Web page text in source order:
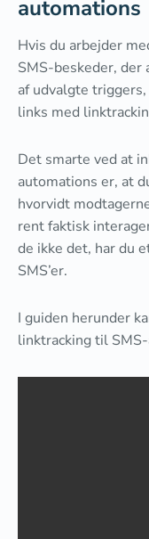
automations
Hvis du arbejder
SMS-beskeder, der
af udvalgte
links med
Det smarte ved at
automations er, at
hvorvidt
rent faktisk
de ikke det, har du
SMS’er.
I guiden herunder
linktracking til